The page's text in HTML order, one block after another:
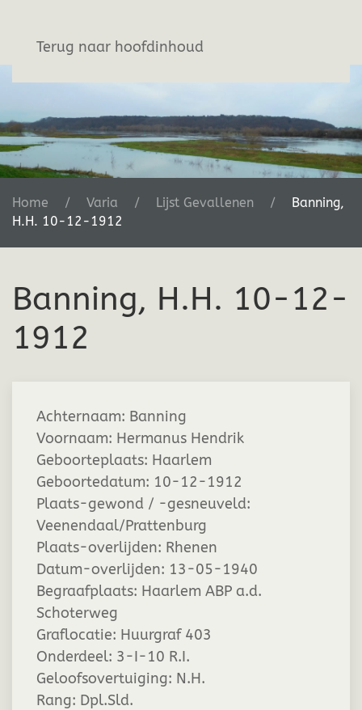
Terug naar hoofdinhoud
Home Varia Lijst Gevallenen
Banning,
H.H. 10-12-1912
Banning, H.H. 10-12-
1912
Achternaam: Banning
Voornaam: Hermanus Hendrik
Geboorteplaats: Haarlem
Geboortedatum: 10-12-1912
Plaats-gewond / -gesneuveld:
Veenendaal/Prattenburg
Plaats-overlijden: Rhenen
Datum-overlijden: 13-05-1940
Begraafplaats: Haarlem ABP a.d.
Schoterweg
Graflocatie: Huurgraf 403
Onderdeel: 3-I-10 R.I.
Geloofsovertuiging: N.H.
Rang: Dpl.Sld.